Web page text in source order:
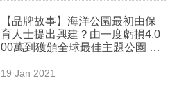
【品牌故事】海洋公園最初由保
育人士提出興建？由一度虧損4,0
00萬到獲頒全球最佳主題公園 未
19 Jan 2021